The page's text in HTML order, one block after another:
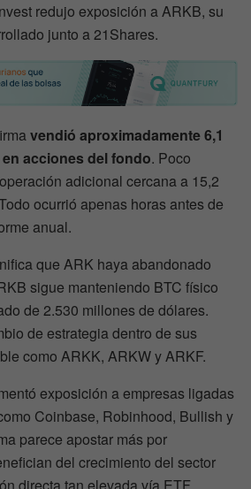
redujo exposición a ARKB, su
junto a 21Shares.
vendió aproximadamente 6,1
acciones del fondo. Poco
adicional cercana a 15,2
ocurrió apenas horas antes de
anual.
que ARK haya abandonado
sigue manteniendo BTC físico
de 2.530 millones de dólares.
de estrategia dentro de sus
como ARKK, ARKW y ARKF.
exposición a empresas ligadas
Coinbase, Robinhood, Bullish y
parece apostar más por
del crecimiento del sector
directa tan elevada vía ETF.